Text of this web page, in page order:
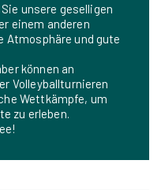
unsere geselligen
einem anderen
Atmosphäre und gute
können an
Volleyballturnieren
Wettkämpfe, um
zu erleben.